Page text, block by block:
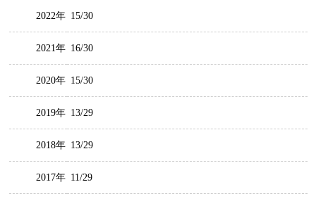
2022年 15/30
2021年 16/30
2020年 15/30
2019年 13/29
2018年 13/29
2017年 11/29